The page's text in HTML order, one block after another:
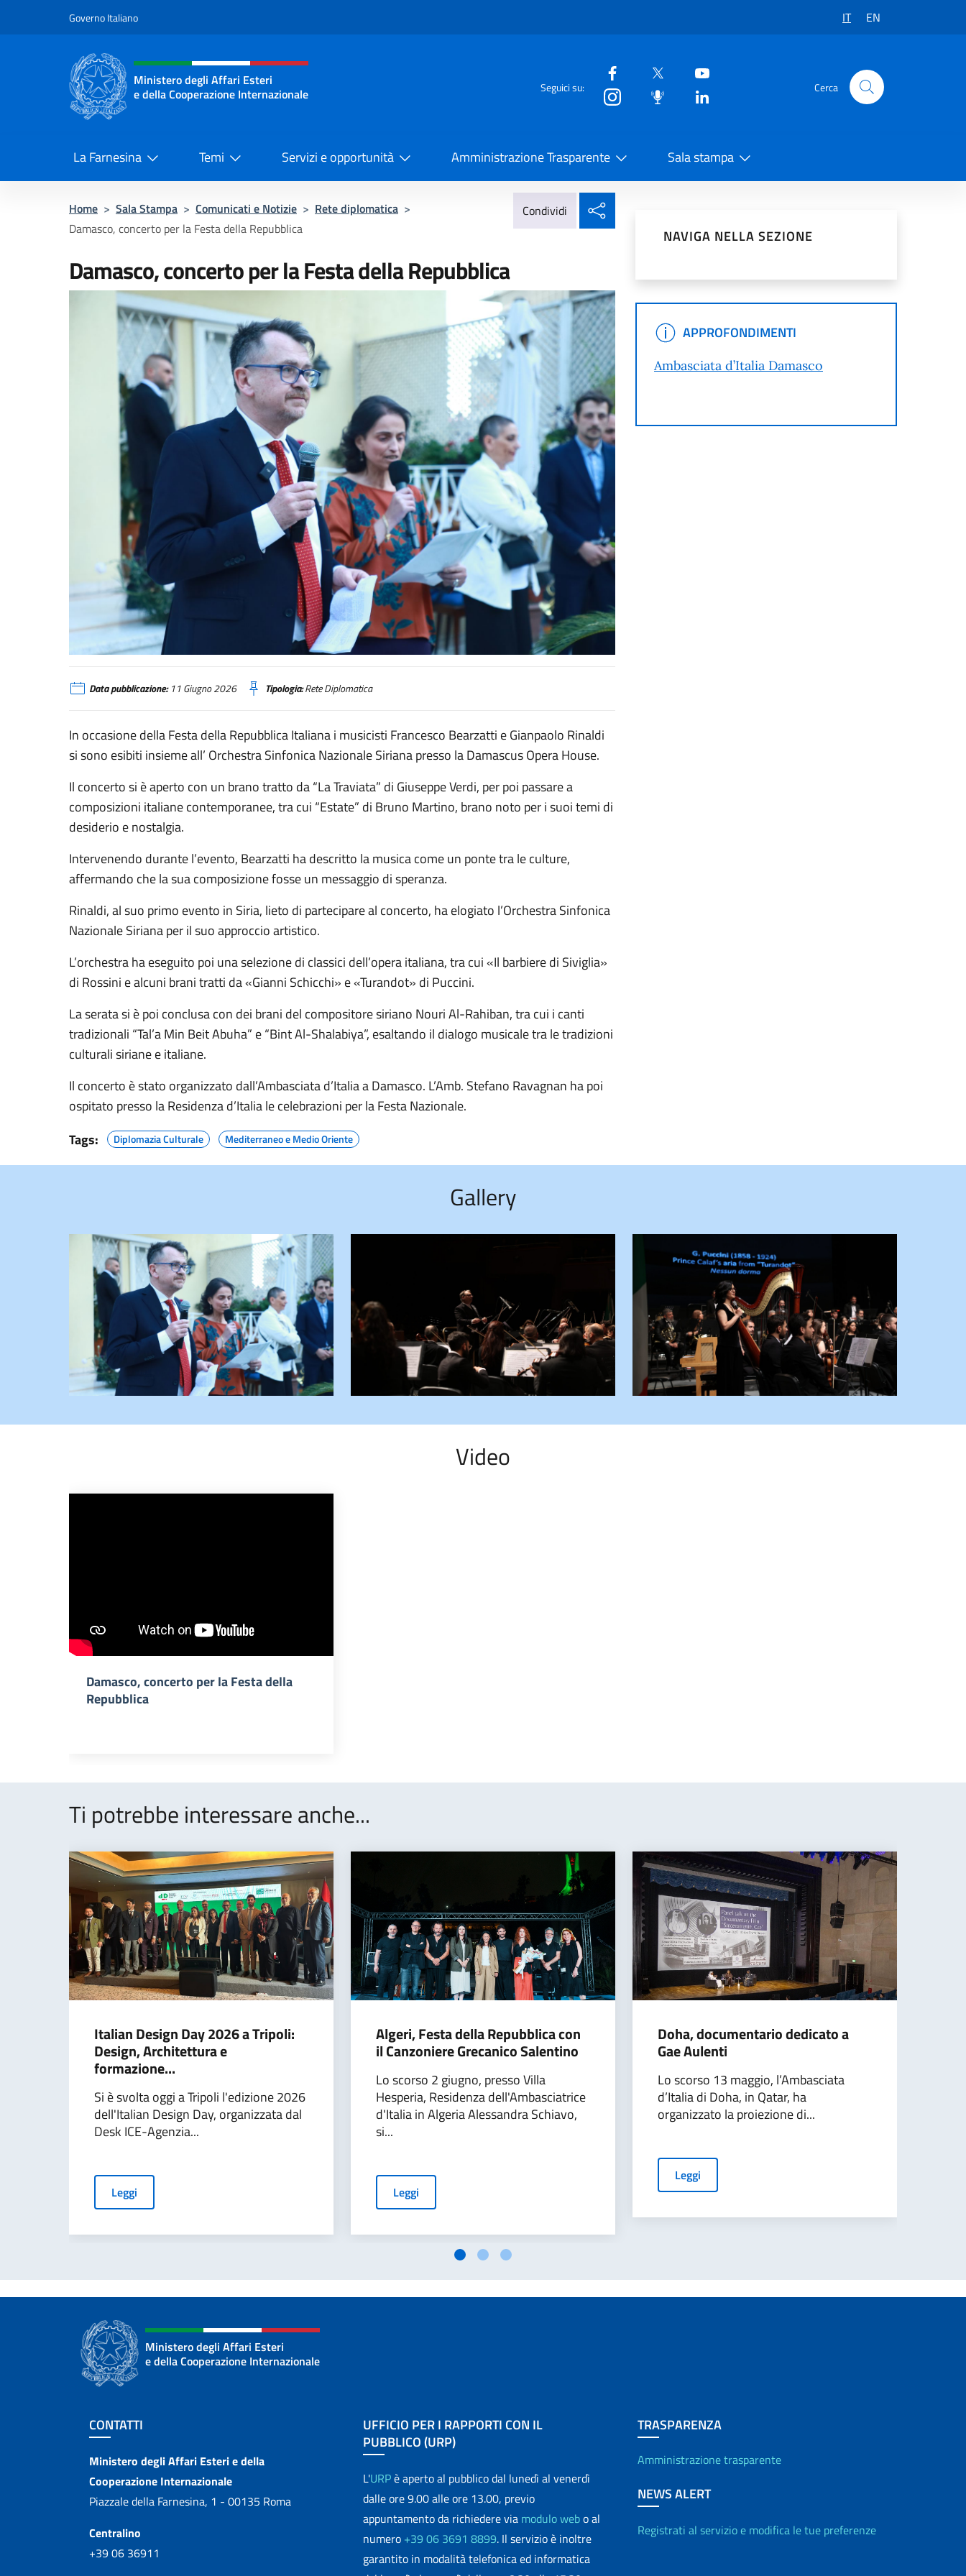
Governo Italiano IT EN
Intestazione sito, social e menù
Ministero degli Affari Esteri
e della Cooperazione Internazionale
Seguici su: Cerca
La Farnesina Temi Servizi e opportunità Amministrazione Trasparente Sala stampa
Home > Sala Stampa > Comunicati e Notizie > Rete diplomatica >
Damasco, concerto per la Festa della Repubblica
Condividi
Damasco, concerto per la Festa della Repubblica
Damasco, concerto per la Festa della Repubblica
Data pubblicazione:11 Giugno 2026 Tipologia:Rete Diplomatica
In occasione della Festa della Repubblica Italiana i musicisti Francesco Bearzatti e Gianpaolo Rinaldi
si sono esibiti insieme all’ Orchestra Sinfonica Nazionale Siriana presso la Damascus Opera House.
Il concerto si è aperto con un brano tratto da “La Traviata” di Giuseppe Verdi, per poi passare a
composizioni italiane contemporanee, tra cui “Estate” di Bruno Martino, brano noto per i suoi temi di
desiderio e nostalgia.
Intervenendo durante l’evento, Bearzatti ha descritto la musica come un ponte tra le culture,
affermando che la sua composizione fosse un messaggio di speranza.
Rinaldi, al suo primo evento in Siria, lieto di partecipare al concerto, ha elogiato l’Orchestra Sinfonica
Nazionale Siriana per il suo approccio artistico.
L’orchestra ha eseguito poi una selezione di classici dell’opera italiana, tra cui «Il barbiere di Siviglia»
di Rossini e alcuni brani tratti da «Gianni Schicchi» e «Turandot» di Puccini.
La serata si è poi conclusa con dei brani del compositore siriano Nouri Al-Rahiban, tra cui i canti
tradizionali “Tal’a Min Beit Abuha” e “Bint Al-Shalabiya”, esaltando il dialogo musicale tra le tradizioni
culturali siriane e italiane.
Il concerto è stato organizzato dall’Ambasciata d’Italia a Damasco. L’Amb. Stefano Ravagnan ha poi
ospitato presso la Residenza d’Italia le celebrazioni per la Festa Nazionale.
Tags:
Diplomazia Culturale Mediterraneo e Medio Oriente
NAVIGA NELLA SEZIONE
APPROFONDIMENTI
APPROFONDIMENTI
Ambasciata d’Italia Damasco
Gallery
Video
Damasco, concerto per la Festa della
Repubblica
Ti potrebbe interessare anche...
Italian Design Day 2026 a Tripoli:
Design, Architettura e
formazione...
Si è svolta oggi a Tripoli l'edizione 2026
dell'Italian Design Day, organizzata dal
Desk ICE-Agenzia...
Leggi
Algeri, Festa della Repubblica con
il Canzoniere Grecanico Salentino
Lo scorso 2 giugno, presso Villa
Hesperia, Residenza dell'Ambasciatrice
d'Italia in Algeria Alessandra Schiavo,
si...
Leggi
Doha, documentario dedicato a
Gae Aulenti
Lo scorso 13 maggio, l’Ambasciata
d’Italia di Doha, in Qatar, ha
organizzato la proiezione di...
Leggi
Ministero degli Affari Esteri
e della Cooperazione Internazionale
Sezione footer
CONTATTI
Contatti
Ministero degli Affari Esteri e della
Cooperazione Internazionale
Piazzale della Farnesina, 1 - 00135 Roma
Centralino
+39 06 36911
UFFICIO PER I RAPPORTI CON IL
PUBBLICO (URP)
L'URPè aperto al pubblico dal lunedì al venerdì
dalle ore 9.00 alle ore 13.00, previo
appuntamento da richiedere via modulo webo al
numero +39 06 3691 8899. Il servizio è inoltre
garantito in modalità telefonica ed informatica
TRASPARENZA
Amministrazione trasparente
NEWS ALERT
Registrati al servizio e modifica le tue preferenze